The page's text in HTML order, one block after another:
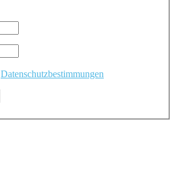
Datenschutzbestimmungen